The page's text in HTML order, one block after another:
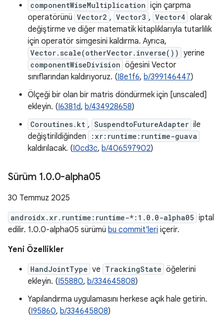
componentWiseMultiplication için çarpma
operatörünü Vector2 , Vector3 , Vector4 olarak
değiştirme ve diğer matematik kitaplıklarıyla tutarlılık
için operatör simgesini kaldırma. Ayrıca,
Vector.scale(otherVector.inverse()) yerine
componentWiseDivision öğesini Vector
sınıflarından kaldırıyoruz. (I8e1f6, b/399146447)
Ölçeği bir olan bir matris döndürmek için [unscaled]
ekleyin. (I6381d, b/434928658)
Coroutines.kt , SuspendtoFutureAdapter ile
değiştirildiğinden
:xr:runtime:runtime-guava
kaldırılacak. (I0cd3c, b/406597902)
Sürüm 1.0.0-alpha05
30 Temmuz 2025
androidx.xr.runtime:runtime-*:1.0.0-alpha05 iptal
edilir. 1.0.0-alpha05 sürümü bu commit'leri içerir.
Yeni Özellikler
HandJointType ve TrackingState öğelerini
ekleyin. (I55880, b/334645808)
Yapılandırma uygulamasını herkese açık hale getirin.
(I95860, b/334645808)